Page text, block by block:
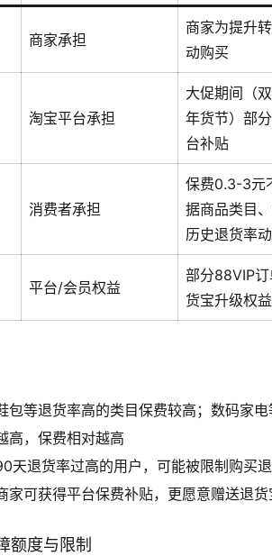
商家承担
商家为提升
动购买
淘宝平台承担
大促期间（
年货节）部
台补贴
消费者承担
保费0.3-3元
据商品类目、
历史退货率
平台/会员权益
部分88VIP
货宝升级权益
包等退货率高的类目保费较高；数码家
高，保费相对越高
天退货率过高的用户，可能被限制购买
家可获得平台保费补贴，更愿意赠送退货
额度与限制